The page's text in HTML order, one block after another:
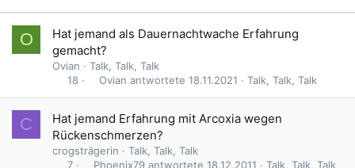
O
Hat jemand als Dauernachtwache Erfahrung
gemacht?
Ovian
Talk, Talk, Talk
18
Talk, Talk, Talk
18.11.2021
Ovian
C
Hat jemand Erfahrung mit Arcoxia wegen
Rückenschmerzen?
crogsträgerin
Talk, Talk, Talk
7
Talk, Talk, Talk
18.12.2011
Phoenix79